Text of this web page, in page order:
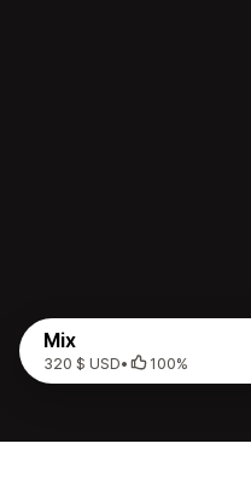
Mix
320 $ USD• 100%